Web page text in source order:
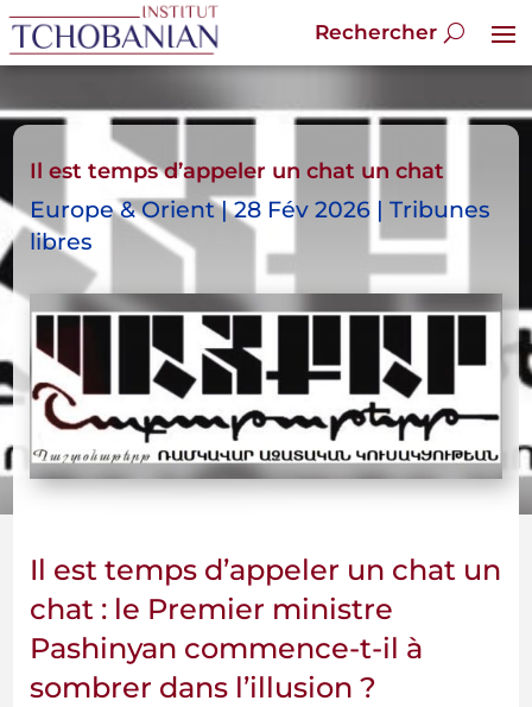
Il est temps d’appeler un chat un chat
Europe & Orient | 28 Fév 2026 | Tribunes
libres
Il est temps d’appeler un chat un
chat : le Premier ministre
Pashinyan commence-t-il à
sombrer dans l’illusion ?